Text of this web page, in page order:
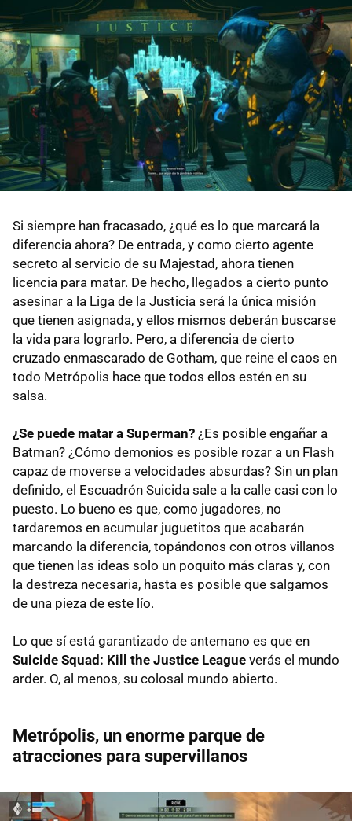
Si siempre han fracasado, ¿qué es lo que marcará la
diferencia ahora? De entrada, y como cierto agente
secreto al servicio de su Majestad, ahora tienen
licencia para matar. De hecho, llegados a cierto punto
asesinar a la Liga de la Justicia será la única misión
que tienen asignada, y ellos mismos deberán buscarse
la vida para lograrlo. Pero, a diferencia de cierto
cruzado enmascarado de Gotham, que reine el caos en
todo Metrópolis hace que todos ellos estén en su
salsa.
¿Se puede matar a Superman? ¿Es posible engañar a
Batman? ¿Cómo demonios es posible rozar a un Flash
capaz de moverse a velocidades absurdas? Sin un plan
definido, el Escuadrón Suicida sale a la calle casi con lo
puesto. Lo bueno es que, como jugadores, no
tardaremos en acumular juguetitos que acabarán
marcando la diferencia, topándonos con otros villanos
que tienen las ideas solo un poquito más claras y, con
la destreza necesaria, hasta es posible que salgamos
de una pieza de este lío.
Lo que sí está garantizado de antemano es que en
Suicide Squad: Kill the Justice League verás el mundo
arder. O, al menos, su colosal mundo abierto.
Metrópolis, un enorme parque de
atracciones para supervillanos